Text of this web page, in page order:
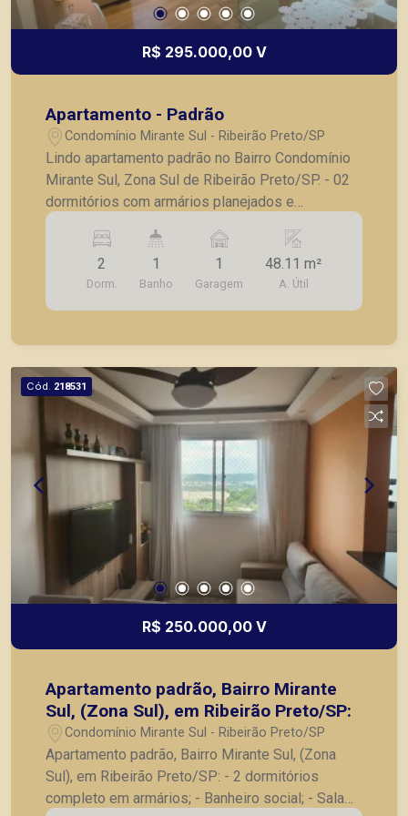
R$ 295.000,00 V
Apartamento - Padrão
Condomínio Mirante Sul - Ribeirão Preto/SP
Lindo apartamento padrão no Bairro Condomínio
Mirante Sul, Zona Sul de Ribeirão Preto/SP. - 02
dormitórios com armários planejados e
ventiladores de teto, sendo 01 com ar
condicionado; - Banheiro social com armário,
espelho e box blindex; - Sala para 02 ambientes
com ar condicionado; - Lavanderia; - 01 vaga de
garagem; - Com piso porcelanato, laminado e
imóveis comerciais, casas e apartamentos
próximos a mercados, farmácias, escolas, além
de pontos comerciais localizados na Zona Sul.
2
Dorm.
1
Banho
1
Garagem
48.11 m²
A. Útil
Cód. 218531
R$ 250.000,00 V
Apartamento padrão, Bairro Mirante
Sul, (Zona Sul), em Ribeirão Preto/SP:
Condomínio Mirante Sul - Ribeirão Preto/SP
Apartamento padrão, Bairro Mirante Sul, (Zona
Sul), em Ribeirão Preto/SP: - 2 dormitórios
completo em armários; - Banheiro social; - Sala